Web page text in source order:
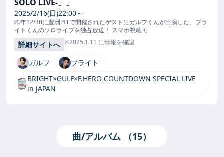
SOLO LIVE-」」
2025/2/16(日)22:00～
昨年12/30に豊洲PITで開催されたゲストにガルフくんが出演した、ブラ
イトくんのソロライブを独占放送！ スマホ視聴可
詳細サイトへ ※2025.1.11 に情報を確認
ガルフ
ブライト
BRIGHT×GULF×F.HERO COUNTDOWN SPECIAL LIVE
in JAPAN
曲/アルバム （15）